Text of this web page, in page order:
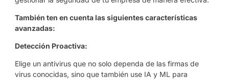
También ten en cuenta las siguientes características
avanzadas:
Detección Proactiva:
Elige un antivirus que no solo dependa de las firmas de
virus conocidas, sino que también use IA y ML para